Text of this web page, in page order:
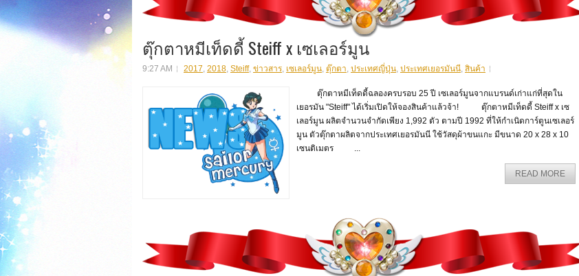
ตุ๊กตาหมีเท็ดดี้ Steiff x เซเลอร์มูน
9:27 AM 2017, 2018, Steiff, ข่าวสาร, เซเลอร์มูน, ตุ๊กตา, ประเทศญี่ปุ่น, ประเทศเยอรมันนี, สินค้า
ตุ๊กตาหมีเท็ดดี้ฉลองครบรอบ 25 ปี เซเลอร์มูนจากแบรนด์เก่าแก่ที่สุดใน
เยอรมัน "Steiff" ได้เริ่มเปิดให้จองสินค้าแล้วจ้า! ตุ๊กตาหมีเท็ดดี้ Steiff x เซ
เลอร์มูน ผลิตจำนวนจำกัดเพียง 1,992 ตัว ตามปี 1992 ที่ให้กำเนิดการ์ตูนเซเลอร์
มูน ตัวตุ๊กตาผลิตจากประเทศเยอรมันนี ใช้วัสดุผ้าขนแกะ มีขนาด 20 x 28 x 10
เซนติเมตร ...
READ MORE